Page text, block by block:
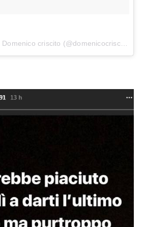
Domenico criscito (@domenicocriscito8691) in data: